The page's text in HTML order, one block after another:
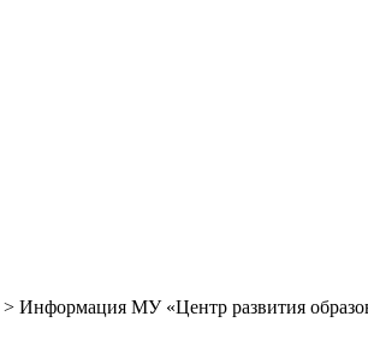
> Информация МУ «Центр развития